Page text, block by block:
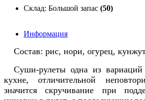
Склад: Большой запас (50)
Информация
Состав: рис, нори, огурец,
Суши-рулеты одна из
кухне, отличительной
значится скручивание при